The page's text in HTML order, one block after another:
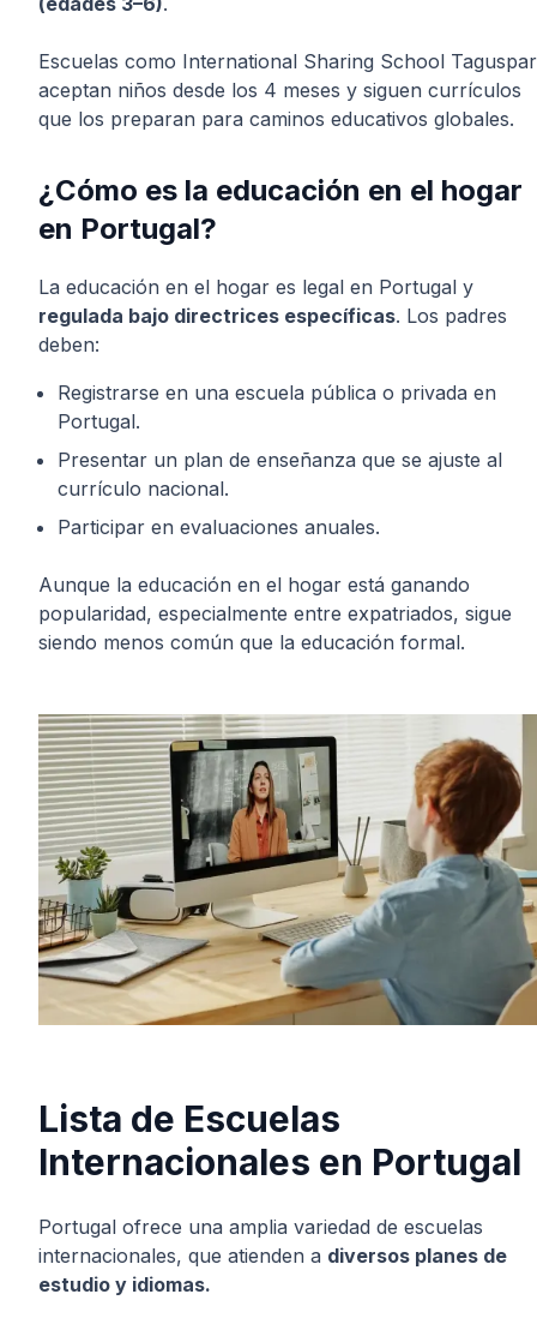
Escuelas como International Sharing School
aceptan niños desde los 4 meses y siguen currículos
que los preparan para caminos educativos globales.
¿Cómo es la educación en el hogar
en Portugal?
La educación en el hogar es legal en Portugal y
regulada bajo directrices específicas. Los padres
deben:
Registrarse en una escuela pública o privada en
Portugal.
Presentar un plan de enseñanza que se ajuste al
currículo nacional.
Participar en evaluaciones anuales.
Aunque la educación en el hogar está ganando
popularidad, especialmente entre expatriados, sigue
siendo menos común que la educación formal.
Lista de Escuelas
Internacionales en Portugal
Portugal ofrece una amplia variedad de escuelas
internacionales, que atienden a diversos planes de
estudio y idiomas.